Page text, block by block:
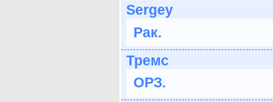
Sergey
Рак.
Тремс
ОРЗ.